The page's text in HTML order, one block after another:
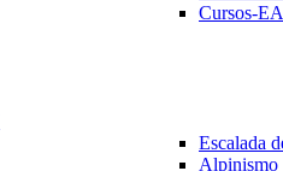
Cursos-
Escalada
Alpinismo